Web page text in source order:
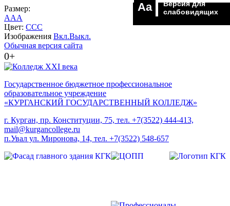
Размер:
AAA
Цвет: CCC
Изображения Вкл.Выкл.
Обычная версия сайта
0+
Aa
Версия для
слабовидящих
Государственное бюджетное профессиональное
образовательное учреждение
«КУРГАНСКИЙ ГОСУДАРСТВЕННЫЙ КОЛЛЕДЖ»
г. Курган, пр. Конституции, 75, тел. +7(3522) 444-413,
mail@kurgancollege.ru
п.Увал ул. Миронова, 14, тел. +7(3522) 548-657